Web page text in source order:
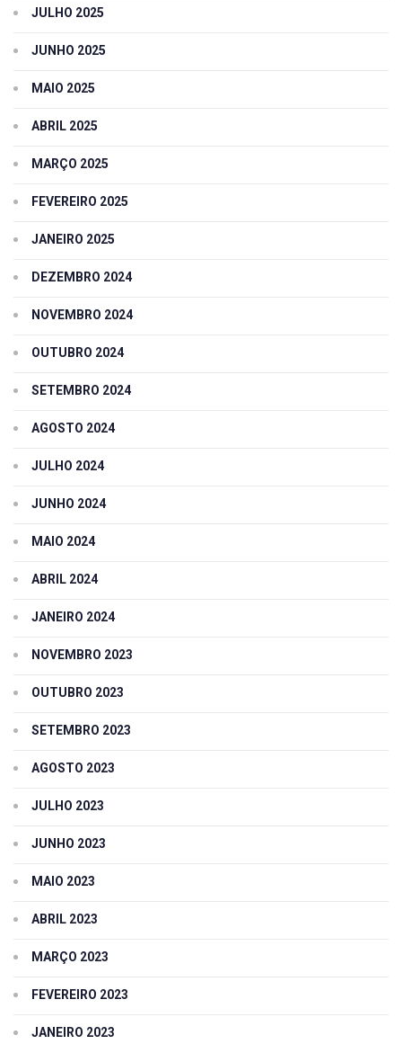
JULHO 2025
JUNHO 2025
MAIO 2025
ABRIL 2025
MARÇO 2025
FEVEREIRO 2025
JANEIRO 2025
DEZEMBRO 2024
NOVEMBRO 2024
OUTUBRO 2024
SETEMBRO 2024
AGOSTO 2024
JULHO 2024
JUNHO 2024
MAIO 2024
ABRIL 2024
JANEIRO 2024
NOVEMBRO 2023
OUTUBRO 2023
SETEMBRO 2023
AGOSTO 2023
JULHO 2023
JUNHO 2023
MAIO 2023
ABRIL 2023
MARÇO 2023
FEVEREIRO 2023
JANEIRO 2023